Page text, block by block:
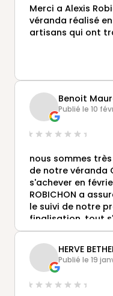
Merci a Alexis
véranda réalisé
artisans qui ont
Benoit
Publié le 10
nous sommes
de notre véranda
s'achever en
ROBICHON a
le suivi de notre
finalisation, tout
conformément à
poseurs et des
aménagement
très diligents et
sympathiques.
HERVE
Publié le 19